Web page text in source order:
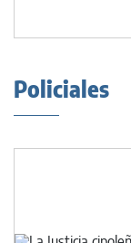
Policiales